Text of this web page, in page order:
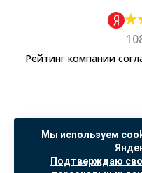
Рейтинг компании
Политика
Согласие на
"© ООО “САНТЕХГИД”, 2026. Все
Мы используем
Подтверждаю